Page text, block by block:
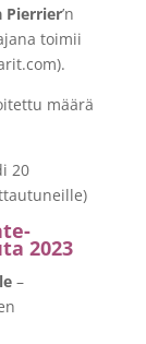
Pierrier’n
toimii
määrä
20
2023
–